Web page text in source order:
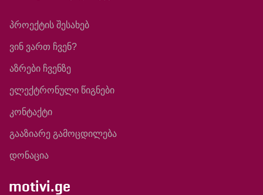
პროექტის შესახებ
ვინ ვართ ჩვენ?
აზრები ჩვენზე
ელექტრონული წიგნები
კონტაქტი
გააზიარე გამოცდილება
დონაცია
motivi.ge